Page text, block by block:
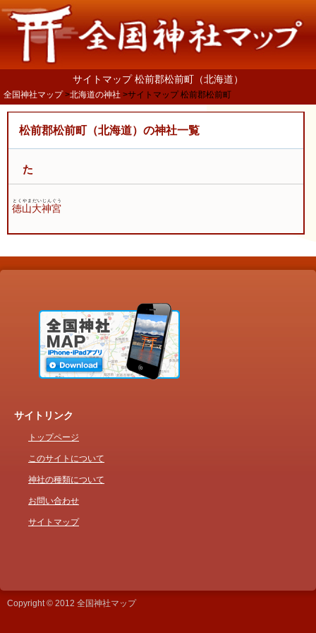
サイトマップ 松前郡松前町（北海道）
全国神社マップ 北海道の神社 サイトマップ 松前郡松前町
松前郡松前町（北海道）の神社一覧
た
徳山大神宮
とくやまだいじんぐう
サイトリンク
トップページ
このサイトについて
神社の種類について
お問い合わせ
サイトマップ
Copyright © 2012 全国神社マップ